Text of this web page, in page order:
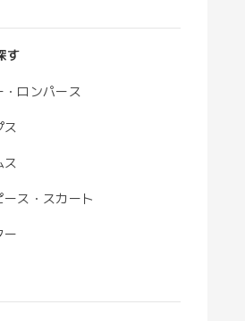
す
・ロンパース
ス
ス
ース・スカート
ー